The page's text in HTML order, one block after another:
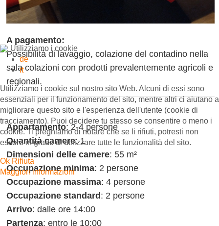
A pagamento:
Possibilità di lavaggio, colazione del contadino nella
sala colazioni con prodotti prevalentemente agricoli e
regionali.
Appartamento: 2-4 persone
Quantità camere: 1
Dimensioni delle camere: 55 m²
Occupazione minima: 2 persone
Occupazione massima: 4 persone
Occupazione standard : 2 persone
Arrivo: dalle ore 14:00
Partenza: entro le 10:00
Utilizziamo i cookie
de
it
Utilizziamo i cookie sul nostro sito Web. Alcuni di essi sono
essenziali per il funzionamento del sito, mentre altri ci aiutano a
migliorare questo sito e l'esperienza dell'utente (cookie di
tracciamento). Puoi decidere tu stesso se consentire o meno i
cookie. Ti preghiamo di notare che se li rifiuti, potresti non
essere in grado di utilizzare tutte le funzionalità del sito.
Ok Rifiuta
Maggiori informazioni